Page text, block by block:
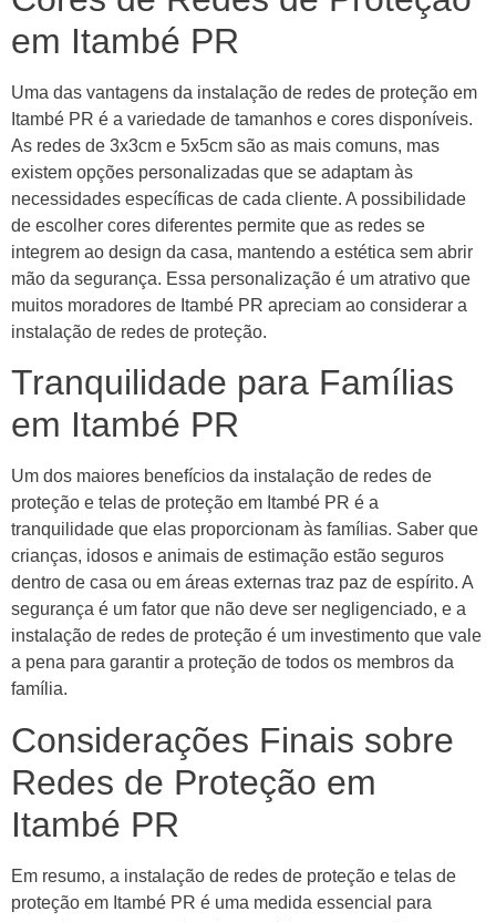
em Itambé PR
Uma das vantagens da instalação de redes de proteção em
Itambé PR é a variedade de tamanhos e cores disponíveis.
As redes de 3x3cm e 5x5cm são as mais comuns, mas
existem opções personalizadas que se adaptam às
necessidades específicas de cada cliente. A possibilidade
de escolher cores diferentes permite que as redes se
integrem ao design da casa, mantendo a estética sem abrir
mão da segurança. Essa personalização é um atrativo que
muitos moradores de Itambé PR apreciam ao considerar a
instalação de redes de proteção.
Tranquilidade para Famílias
em Itambé PR
Um dos maiores benefícios da instalação de redes de
proteção e telas de proteção em Itambé PR é a
tranquilidade que elas proporcionam às famílias. Saber que
crianças, idosos e animais de estimação estão seguros
dentro de casa ou em áreas externas traz paz de espírito. A
segurança é um fator que não deve ser negligenciado, e a
instalação de redes de proteção é um investimento que vale
a pena para garantir a proteção de todos os membros da
família.
Considerações Finais sobre
Redes de Proteção em
Itambé PR
Em resumo, a instalação de redes de proteção e telas de
proteção em Itambé PR é uma medida essencial para